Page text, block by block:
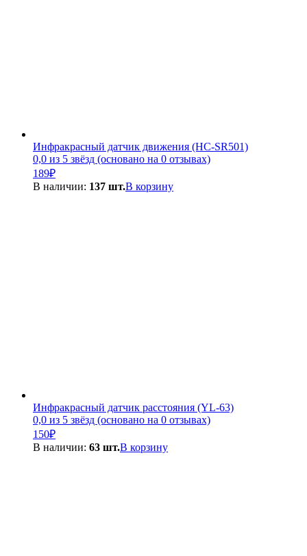
Инфракрасный датчик движения (HC-SR501)
0,0 из 5 звёзд (основано на 0 отзывах)
189₽
В наличии: 137 шт.В корзину
Инфракрасный датчик расстояния (YL-63)
0,0 из 5 звёзд (основано на 0 отзывах)
150₽
В наличии: 63 шт.В корзину